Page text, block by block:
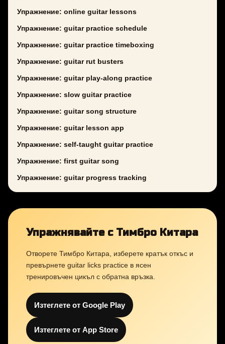
Упражнение: online guitar lessons
Упражнение: guitar practice schedule
Упражнение: guitar practice timeboxing
Упражнение: guitar rut busters
Упражнение: guitar play-along practice
Упражнение: slow guitar practice
Упражнение: guitar song structure
Упражнение: guitar lesson app
Упражнение: self-taught guitar practice
Упражнение: first guitar song
Упражнение: guitar progress tracking
Упражнявайте с Тимбро Китара
Отворете Тимбро Китара, изберете кратък откъс и
превърнете guitar licks practice в ясен
тренировъчен цикъл с обратна връзка.
Изтеглете от Google Play
Изтеглете от App Store